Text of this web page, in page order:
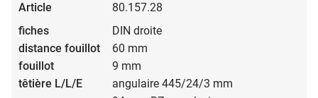
80.157.28
DIN droite
60 mm
9 mm
angulaire 445/24/3 mm